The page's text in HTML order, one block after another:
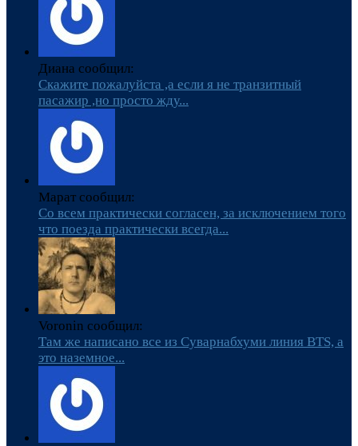
Диана сообщил:
Скажите пожалуйста ,а если я не транзитный
пасажир ,но просто жду...
Марат сообщил:
Со всем практически согласен, за исключением того
что поезда практически всегда...
Voronin сообщил:
Там же написано все из Суварнабхуми линия BTS, а
это наземное...